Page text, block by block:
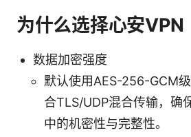
为什么选择心安VPN
数据加密强度
默认使用AES-256-GCM
合TLS/UDP混合传输，确
中的机密性与完整性。